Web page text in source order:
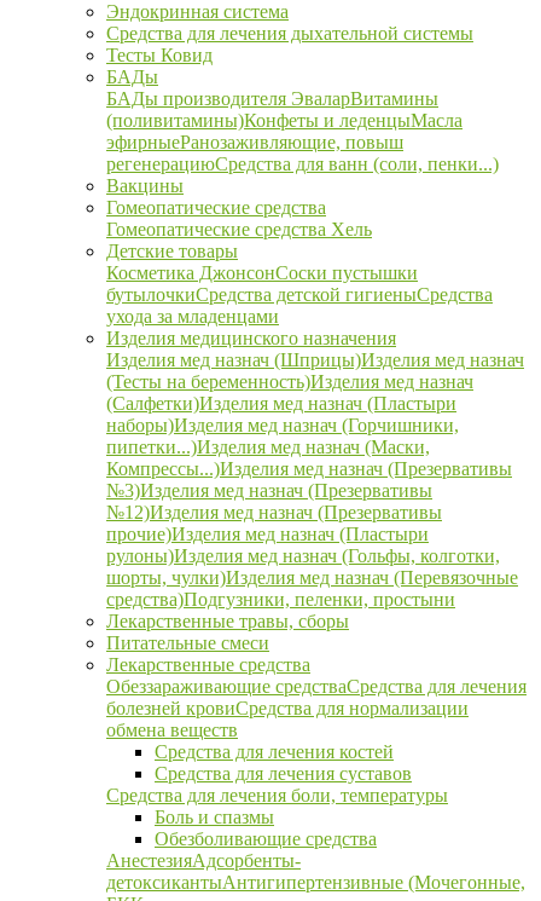
Эндокринная система
Средства для лечения дыхательной системы
Тесты Ковид
БАДы
БАДы производителя ЭваларВитамины
(поливитамины)Конфеты и леденцыМасла
эфирныеРанозаживляющие, повыш
регенерациюСредства для ванн (соли, пенки...)
Вакцины
Гомеопатические средства
Гомеопатические средства Хель
Детские товары
Косметика ДжонсонСоски пустышки
бутылочкиСредства детской гигиеныСредства
ухода за младенцами
Изделия медицинского назначения
Изделия мед назнач (Шприцы)Изделия мед назнач
(Тесты на беременность)Изделия мед назнач
(Салфетки)Изделия мед назнач (Пластыри
наборы)Изделия мед назнач (Горчишники,
пипетки...)Изделия мед назнач (Маски,
Компрессы...)Изделия мед назнач (Презервативы
№3)Изделия мед назнач (Презервативы
№12)Изделия мед назнач (Презервативы
прочие)Изделия мед назнач (Пластыри
рулоны)Изделия мед назнач (Гольфы, колготки,
шорты, чулки)Изделия мед назнач (Перевязочные
средства)Подгузники, пеленки, простыни
Лекарственные травы, сборы
Питательные смеси
Лекарственные средства
Обеззараживающие средстваСредства для лечения
болезней кровиСредства для нормализации
обмена веществ
Средства для лечения костей
Средства для лечения суставов
Средства для лечения боли, температуры
Боль и спазмы
Обезболивающие средства
АнестезияАдсорбенты-
детоксикантыАнтигипертензивные (Мочегонные,